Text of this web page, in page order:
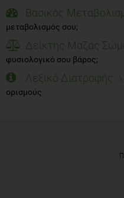
Βασικός
μεταβολισμός σου;
Δείκτης Μάζας
φυσιολογικό σου βάρος;
Λεξικό Διατροφής
ορισμούς